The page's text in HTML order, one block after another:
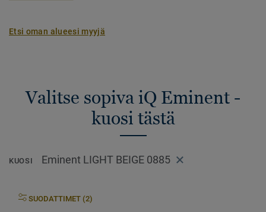
Etsi oman alueesi myyjä
Valitse sopiva iQ Eminent -
kuosi tästä
KUOSI Eminent LIGHT BEIGE 0885
SUODATTIMET (2)